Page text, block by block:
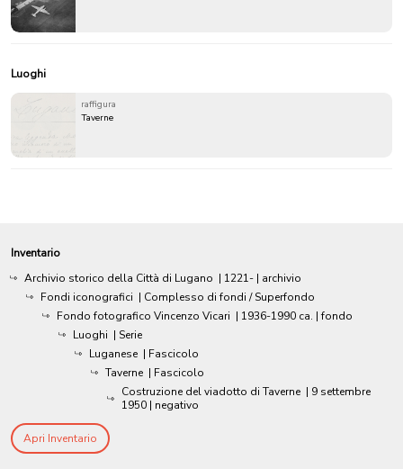
Luoghi
raffigura
Taverne
Inventario
Archivio storico della Città di Lugano | 1221- | archivio
Fondi iconografici | Complesso di fondi / Superfondo
Fondo fotografico Vincenzo Vicari | 1936-1990 ca. | fondo
Luoghi | Serie
Luganese | Fascicolo
Taverne | Fascicolo
Costruzione del viadotto di Taverne | 9 settembre
1950 | negativo
Apri Inventario